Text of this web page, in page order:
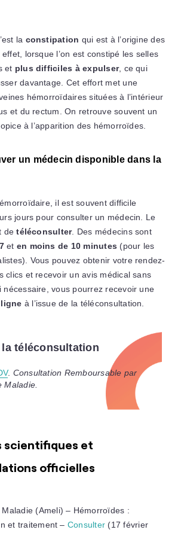
la constipation qui est à l’origine des
lorsque l’on est constipé les selles
et plus difficiles à expulser, ce qui
davantage. Cet effort met une
hémorroïdaires situées à l’intérieur
et du rectum. On retrouve souvent un
à l’apparition des hémorroïdes.
un médecin disponible dans la
il est souvent difficile
jours pour consulter un médecin. Le
detéléconsulter. Des médecins sont
et en moins de 10 minutes (pour les
Vous pouvez obtenir votre rendez-
clics et recevoir un avis médical sans
nécessaire, vous pourrez recevoir une
à l’issue de la téléconsultation.
la téléconsultation
. Consultation Remboursable par
Maladie.
scientifiques et
officielles
(Ameli) – Hémorroïdes :
et traitement – Consulter (17 février